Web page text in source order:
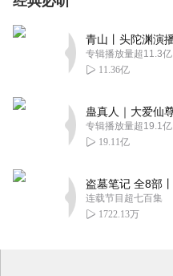
专辑播放量超11.3亿
11.36亿
专辑播放量超19.1亿
19.11亿
连载节目超七百集
1722.13万